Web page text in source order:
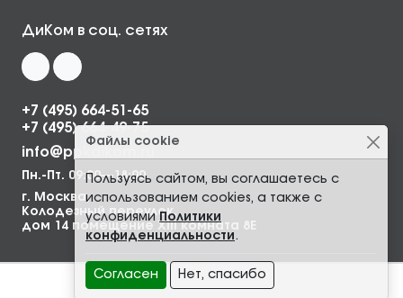
Файлы cookie
Пользуясь сайтом, вы соглашаетесь с
использованием cookies, а также с
условиями Политики
конфиденциальности.
Согласен Нет, спасибо
ДиКом в соц. сетях
+7 (495) 664-51-65
+7 (495) 664-49-75
info@ppkdikom.ru
Пн.-Пт. 09:00—18:00
г. Москва,
Колодезный переулок,
дом 14 помещение XIII комната 8Е